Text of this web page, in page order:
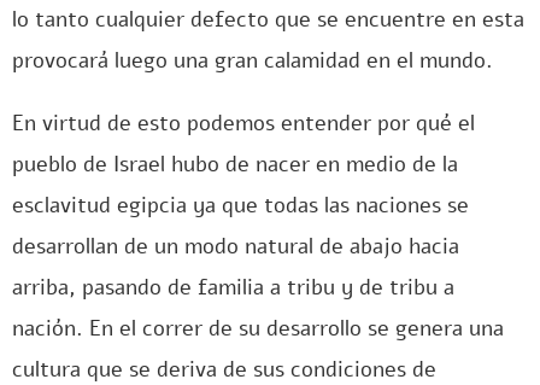
lo tanto cualquier defecto que se encuentre en esta
provocará luego una gran calamidad en el mundo.
En virtud de esto podemos entender por qué el
pueblo de Israel hubo de nacer en medio de la
esclavitud egipcia ya que todas las naciones se
desarrollan de un modo natural de abajo hacia
arriba, pasando de familia a tribu y de tribu a
nación. En el correr de su desarrollo se genera una
cultura que se deriva de sus condiciones de